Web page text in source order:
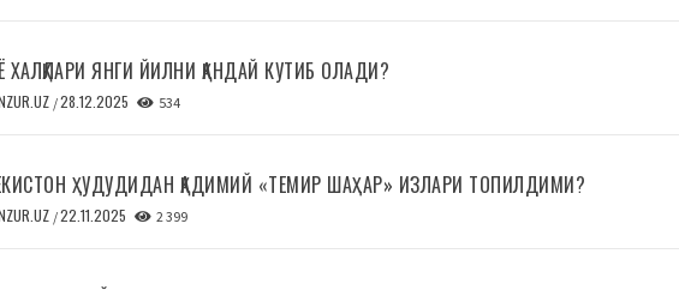
ХАЛҚЛАРИ ЯНГИ ЙИЛНИ ҚАНДАЙ КУТИБ ОЛАДИ?
/28.12.2025 534
ҲУДУДИДАН ҚАДИМИЙ «ТЕМИР ШАҲАР» ИЗЛАРИ ТОПИЛДИМИ?
/22.11.2025 2 399